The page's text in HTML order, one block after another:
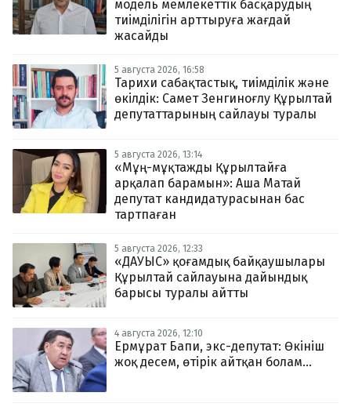
Редакциямен байланыс
+7 708 604 51 06
Жарнама бөлімі
+7 701 220 64 52
zhasalash100@gmail.com
модель мемлекеттік басқарудың
тиімділігін арттыруға жағдай
жасайды
5 августа 2026, 16:58
Тарихи сабақтастық, тиімділік және
өкілдік: Самет Зенгиноғлу Құрылтай
депутаттарының сайлауы туралы
5 августа 2026, 13:14
«Мұң-мұқтажды Құрылтайға
арқалап барамын»: Аша Матай
депутат кандидатурасынан бас
тартпаған
5 августа 2026, 12:33
«ДАУЫС» қоғамдық байқаушылары
Құрылтай сайлауына дайындық
барысы туралы айтты
4 августа 2026, 12:10
Ермұрат Бапи, экс-депутат: Өкініш
жоқ десем, өтірік айтқан болам...